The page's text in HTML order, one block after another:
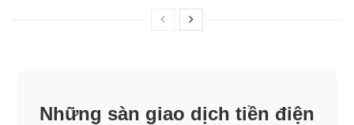
Những sàn giao dịch tiền điện